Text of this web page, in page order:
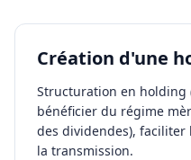
Création d'une
Structuration en holding
bénéficier du régime
des dividendes),
la transmission.